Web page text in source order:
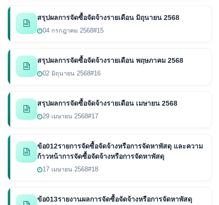
สรุปผลการจัดซื้อจัดจ้างรายเดือน มิถุนายน 2568
04 กรกฎาคม 2568#15
สรุปผลการจัดซื้อจัดจ้างรายเดือน พฤษภาคม 2568
02 มิถุนายน 2568#16
สรุปผลการจัดซื้อจัดจ้างรายเดือน เมษายน 2568
29 เมษายน 2568#17
ข้อ012รายการจัดซื้อจัดจ้างหรือการจัดหาพัสดุ และความ
ก้าวหน้าการจัดซื้อจัดจ้างหรือการจัดหาพัสดุ
17 เมษายน 2568#18
ข้อ013รายงานผลการจัดซื้อจัดจ้างหรือการจัดหาพัสดุ